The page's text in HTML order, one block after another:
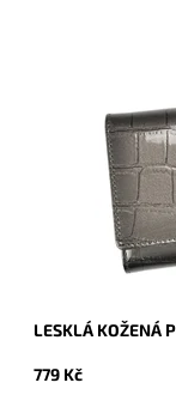
Šedá, kožená,
kapsou na
peněženka
Dostupnost:
2
LESKLÁ KOŽENÁ
779 Kč